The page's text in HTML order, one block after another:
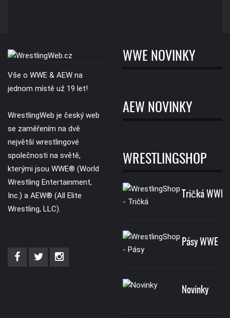
Vše o WWE & AEW na
jednom místě už 19 let!
WrestlingWeb je český web
se zaměřením na dvě
největší wrestlingové
společnosti na světě,
kterými jsou WWE® (World
Wrestling Entertainment,
Inc.) a AEW® (All Elite
Wrestling, LLC).
WWE NOVINKY
AEW NOVINKY
WRESTLINGSHOP
Tričká WWE
Pásy WWE
Novinky